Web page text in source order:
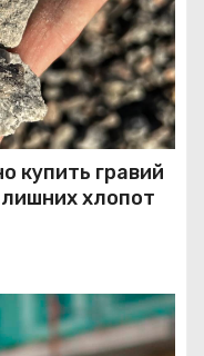
купить гравий
хлопот